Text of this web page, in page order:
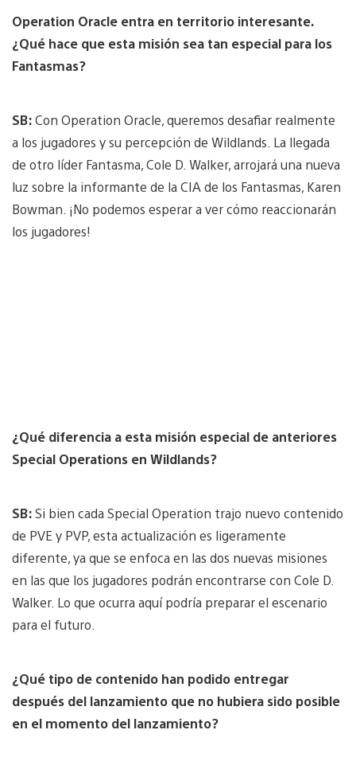
Operation Oracle entra en territorio interesante.
¿Qué hace que esta misión sea tan especial para los
Fantasmas?
SB:Con Operation Oracle, queremos desafiar realmente
a los jugadores y su percepción de Wildlands. La llegada
de otro líder Fantasma, Cole D. Walker, arrojará una nueva
luz sobre la informante de la CIA de los Fantasmas, Karen
Bowman. ¡No podemos esperar a ver cómo reaccionarán
los jugadores!
¿Qué diferencia a esta misión especial de anteriores
Special Operations en Wildlands?
SB:Si bien cada Special Operation trajo nuevo contenido
de PVE y PVP, esta actualización es ligeramente
diferente, ya que se enfoca en las dos nuevas misiones
en las que los jugadores podrán encontrarse con Cole D.
Walker. Lo que ocurra aquí podría preparar el escenario
para el futuro.
¿Qué tipo de contenido han podido entregar
después del lanzamiento que no hubiera sido posible
en el momento del lanzamiento?